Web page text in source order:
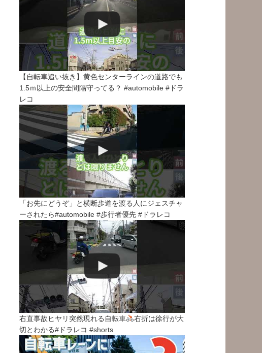
【自転車追い抜き】黄色センターラインの道路でも
1.5ｍ以上の安全間隔守ってる？ #automobile #ドラ
レコ
「お先にどうぞ」と横断歩道を渡る人にジェスチャ
ーされたら#automobile #歩行者優先 #ドラレコ
右直事故ヒヤリ突然現れる自転車
右折は徐行が大
切とわかる#ドラレコ #shorts